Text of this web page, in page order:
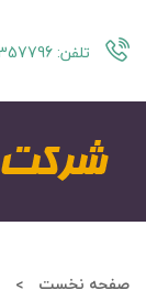
تلفن:
صفحه نخست